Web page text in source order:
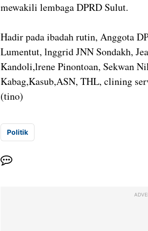
mewakili lembaga DPRD Sulut.
Hadir pada ibadah rutin, Anggota
Lumentut, lnggrid JNN Sondakh,
Kandoli,lrene Pinontoan, Sekwan
Kabag,Kasub,ASN, THL, clining
(tino)
Politik